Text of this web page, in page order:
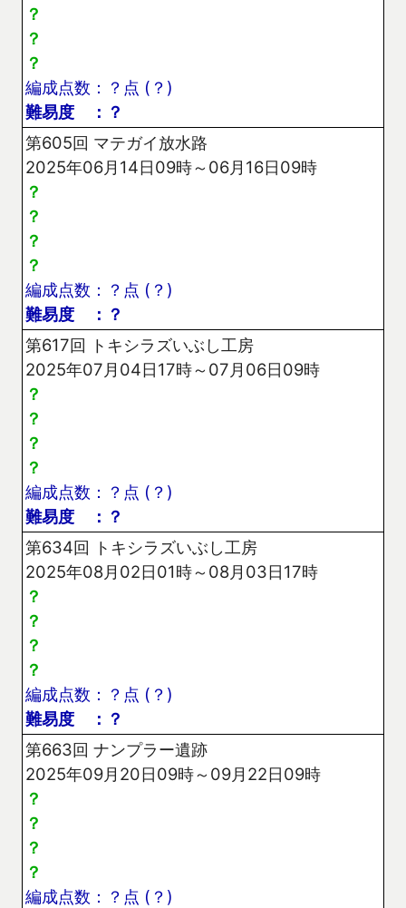
？
？
？
編成点数：？点 (？)
難易度 ：？
第605回 マテガイ放水路
2025年06月14日09時～06月16日09時
？
？
？
？
編成点数：？点 (？)
難易度 ：？
第617回 トキシラズいぶし工房
2025年07月04日17時～07月06日09時
？
？
？
？
編成点数：？点 (？)
難易度 ：？
第634回 トキシラズいぶし工房
2025年08月02日01時～08月03日17時
？
？
？
？
編成点数：？点 (？)
難易度 ：？
第663回 ナンプラー遺跡
2025年09月20日09時～09月22日09時
？
？
？
？
編成点数：？点 (？)